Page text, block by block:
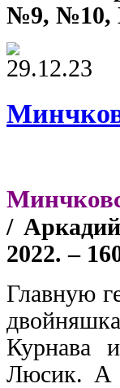
№9, №10,
29.12.23
/
2022. –
Главную
Курнава
Люсик. А